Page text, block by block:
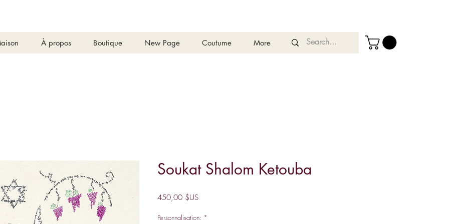
À propos Boutique New Page Coutume More
Soukat Shalom Ketouba
450,00 $USPrix
Personnalisation: *